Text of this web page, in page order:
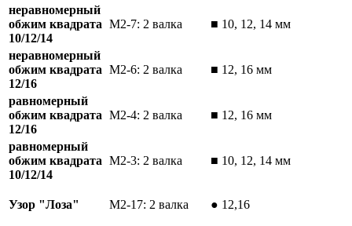
неравномерный
обжим квадрата
10/12/14
М2-7: 2 валка ■ 10, 12, 14 мм
неравномерный
обжим квадрата
12/16
М2-6: 2 валка ■ 12, 16 мм
равномерный
обжим квадрата
12/16
М2-4: 2 валка ■ 12, 16 мм
равномерный
обжим квадрата
10/12/14
М2-3: 2 валка ■ 10, 12, 14 мм
Узор "Лоза" М2-17: 2 валка ● 12,16